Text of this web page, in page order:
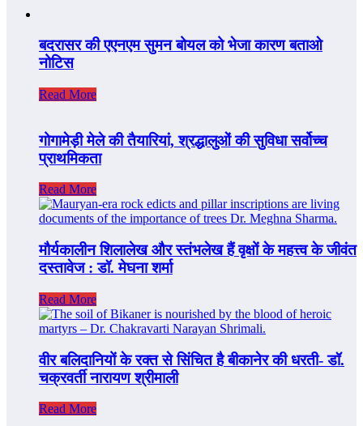
बदरासर की एएनएम सुमन बोयल को भेजा कारण बताओ
नोटिस
Read More
गोगामेड़ी मेले की तैयारियां, श्रद्धालुओं की सुविधा सर्वोच्च
प्राथमिकता
Read More
मौर्यकालीन शिलालेख और स्तंभलेख हैं वृक्षों के महत्त्व के जीवंत
दस्तावेज : डॉ. मेघना शर्मा
Read More
वीर बलिदानियों के रक्त से सिंचित है बीकानेर की धरती- डॉ.
चक्रवर्ती नारायण श्रीमाली
Read More